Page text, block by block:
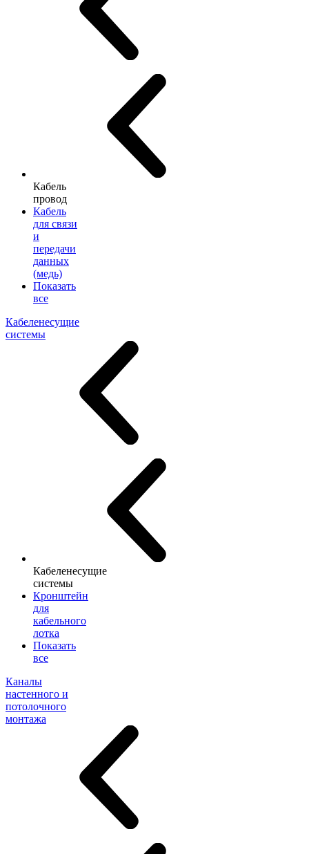
Кабель
провод
Кабель
для связи
и
передачи
данных
(медь)
Показать
все
Кабеленесущие
системы
Кабеленесущие
системы
Кронштейн
для
кабельного
лотка
Показать
все
Каналы
настенного и
потолочного
монтажа